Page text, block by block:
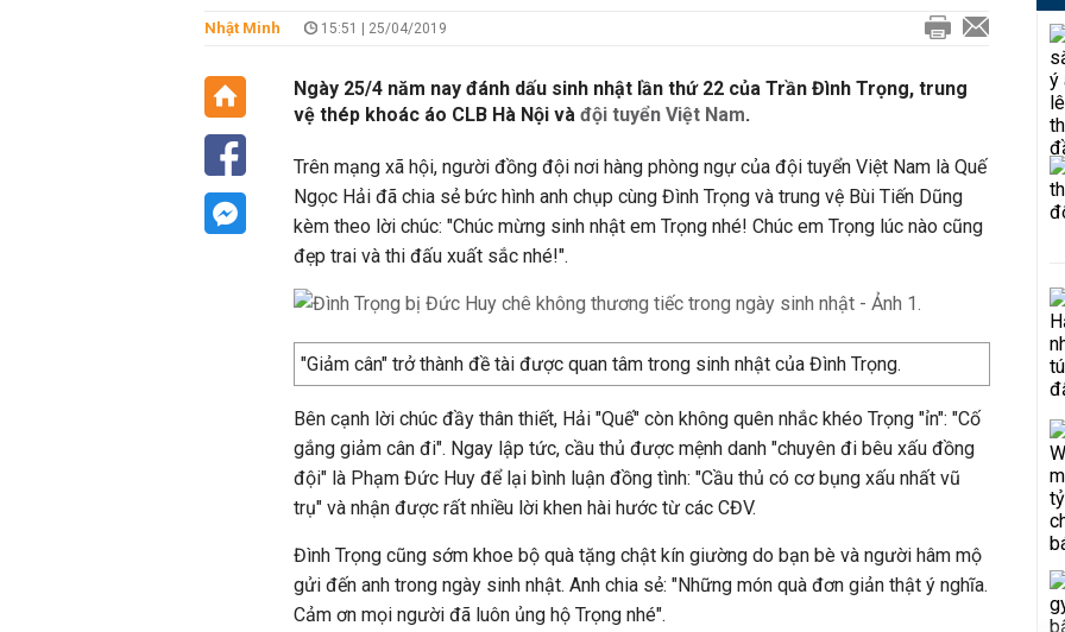
Nhật Minh 15:51 | 25/04/2019
Ngày 25/4 năm nay đánh dấu sinh nhật lần thứ 22 của Trần Đình Trọng, trung
vệ thép khoác áo CLB Hà Nội và đội tuyển Việt Nam.
Trên mạng xã hội, người đồng đội nơi hàng phòng ngự của đội tuyển Việt Nam là Quế
Ngọc Hải đã chia sẻ bức hình anh chụp cùng Đình Trọng và trung vệ Bùi Tiến Dũng
kèm theo lời chúc: "Chúc mừng sinh nhật em Trọng nhé! Chúc em Trọng lúc nào cũng
đẹp trai và thi đấu xuất sắc nhé!".
"Giảm cân" trở thành đề tài được quan tâm trong sinh nhật của Đình Trọng.
Bên cạnh lời chúc đầy thân thiết, Hải "Quế" còn không quên nhắc khéo Trọng "ỉn": "Cố
gắng giảm cân đi". Ngay lập tức, cầu thủ được mệnh danh "chuyên đi bêu xấu đồng
đội" là Phạm Đức Huy để lại bình luận đồng tình: "Cầu thủ có cơ bụng xấu nhất vũ
trụ" và nhận được rất nhiều lời khen hài hước từ các CĐV.
Đình Trọng cũng sớm khoe bộ quà tặng chật kín giường do bạn bè và người hâm mộ
gửi đến anh trong ngày sinh nhật. Anh chia sẻ: "Những món quà đơn giản thật ý nghĩa.
Cảm ơn mọi người đã luôn ủng hộ Trọng nhé".